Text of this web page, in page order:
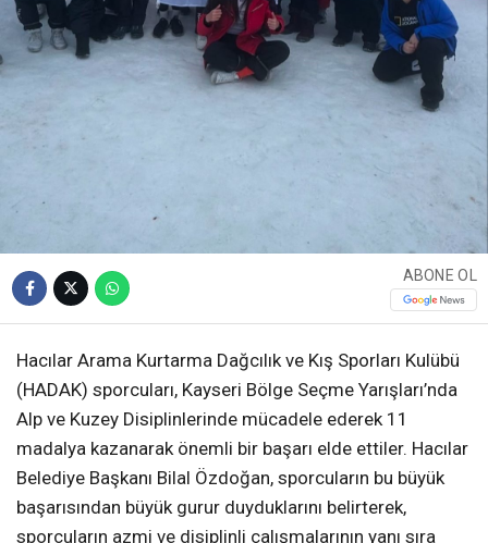
ABONE OL
Hacılar Arama Kurtarma Dağcılık ve Kış Sporları Kulübü
(HADAK) sporcuları, Kayseri Bölge Seçme Yarışları’nda
Alp ve Kuzey Disiplinlerinde mücadele ederek 11
madalya kazanarak önemli bir başarı elde ettiler. Hacılar
Belediye Başkanı Bilal Özdoğan, sporcuların bu büyük
başarısından büyük gurur duyduklarını belirterek,
sporcuların azmi ve disiplinli çalışmalarının yanı sıra